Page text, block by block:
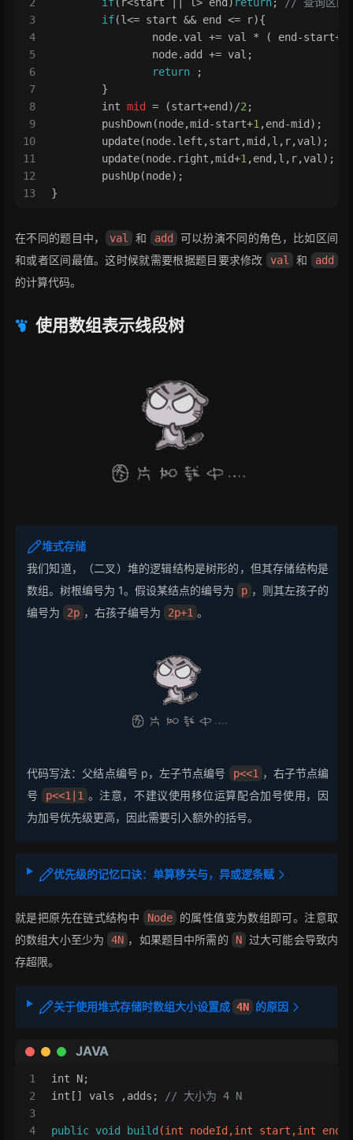
2
3
4
5
6
7
8
9
10
11
12
13
if(r<start || l> end) return;
// 查询区间
if(l<= start && end <= r){
		node.val += val * ( end-start+
		node.add += val;
return ;
	}
int mid = (start+end)/2;
	pushDown(node,mid-start+
1,end-mid);
	update(node.left,start,mid,l,r,val);
	update(node.right,mid+
1,end,l,r,val);
	pushUp(node);
}
在不同的题目中， val 和 add
可以扮演不同的角色，比如区间
和或者区间最值。这时候就需要根据题目要求修改
val 和 add
的计算代码。
使用数组表示线段树
堆式存储
我们知道，（二叉）堆的逻辑结构是树形的，但其存储结构是
数组。树根编号为 1。假设某结点的编号为
p ，则其左孩子的
编号为
2p ，右孩子编号为 2p+1 。
代码写法：父结点编号 p，左子节点编号 p<<1 ，右子节点编
号
p<<1|1 。注意，不建议使用移位运算配合加号使用，因
为加号优先级更高，因此需要引入额外的括号。
优先级的记忆口诀： 单算移关与，异或逻条赋
就是把原先在链式结构中 Node
的属性值变为数组即可。注意取
的数组大小至少为
4N ，如果题目中所需的 N 过大可能会导致内
存超限。
关于使用堆式存储时数组大小设置成 4N 的原因
JAVA
1
2
3
4
int N;
int [] vals ,adds; // 大小为 4 N
public void build (int nodeId,int start,int end)